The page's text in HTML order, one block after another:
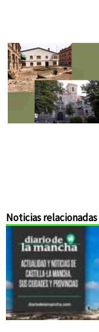
Noticias relacionadas